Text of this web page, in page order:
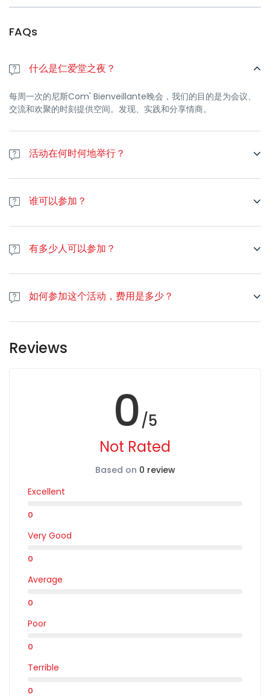
FAQs
什么是仁爱堂之夜？
每周一次的尼斯Com' Bienveillante晚会，我们的目的是为会议、
交流和欢聚的时刻提供空间。发现、实践和分享情商。
活动在何时何地举行？
该活动每周一次，时间为每周一晚上7.30至9.30。
谁可以参加？
该晚会对所有人开放，包括NVC的初学者和进阶者。如果您没有
NVC经验，请联系我们，我们将向您发送NVC培训师的详细联系方
式，以加深您的知识。如果你愿意，你可以把它告诉你的朋友。
有多少人可以参加？
从2人到12人
如何参加这个活动，费用是多少？
Reviews
0/5
Not Rated
Based on 0 review
Excellent
0
Very Good
0
Average
0
Poor
0
Terrible
0